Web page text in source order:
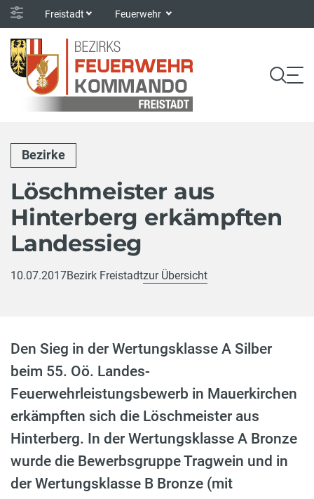
Freistadt Feuerwehr
Bezirke
Löschmeister aus
Hinterberg erkämpften
Landessieg
10.07.2017Bezirk Freistadtzur Übersicht
Den Sieg in der Wertungsklasse A Silber
beim 55. Oö. Landes-
Feuerwehrleistungsbewerb in Mauerkirchen
erkämpften sich die Löschmeister aus
Hinterberg. In der Wertungsklasse A Bronze
wurde die Bewerbsgruppe Tragwein und in
der Wertungsklasse B Bronze (mit